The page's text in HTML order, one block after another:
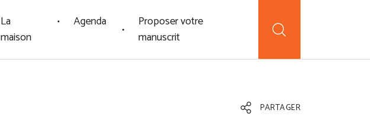
La
maison
Agenda
Proposer votre
manuscrit
PARTAGER